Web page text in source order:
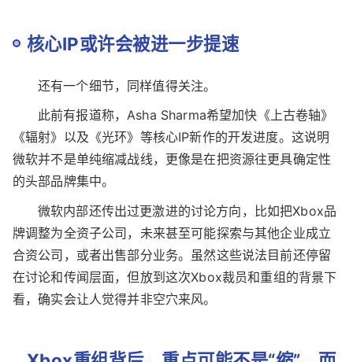
对于行业内部来说，这种连续性动作释放出的信号非
常明确：微软并没有结束对游戏板块的重新梳理。
核心IP或许会被进一步提速
还有一个细节，同样值得关注。
此前有报道称，Asha Sharma希望加快《上古卷轴》
《辐射》以及《光环》等核心IP新作的开发进度。这说明
微软并不是单纯缩减战线，更像是在把资源往更具确定性
的头部品牌集中。
微软内部还传出过更激进的讨论方向，比如把Xbox品
合资公司，或者出售部分业务。虽然这些说法目前还停留